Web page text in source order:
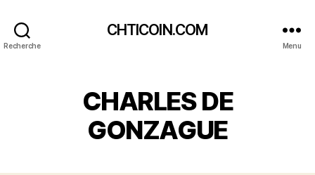
Recherche
CHTICOIN.COM
Menu
CHARLES DE
GONZAGUE